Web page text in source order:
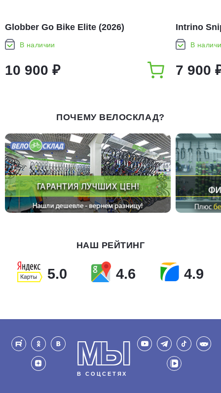
Globber Go Bike Elite (2026)
В наличии
10 900 ₽
Intrino
В
7 900
ПОЧЕМУ ВЕЛОСКЛАД?
НАШ РЕЙТИНГ
5.0 4.6 4.9
МЫ
В СОЦСЕТЯХ